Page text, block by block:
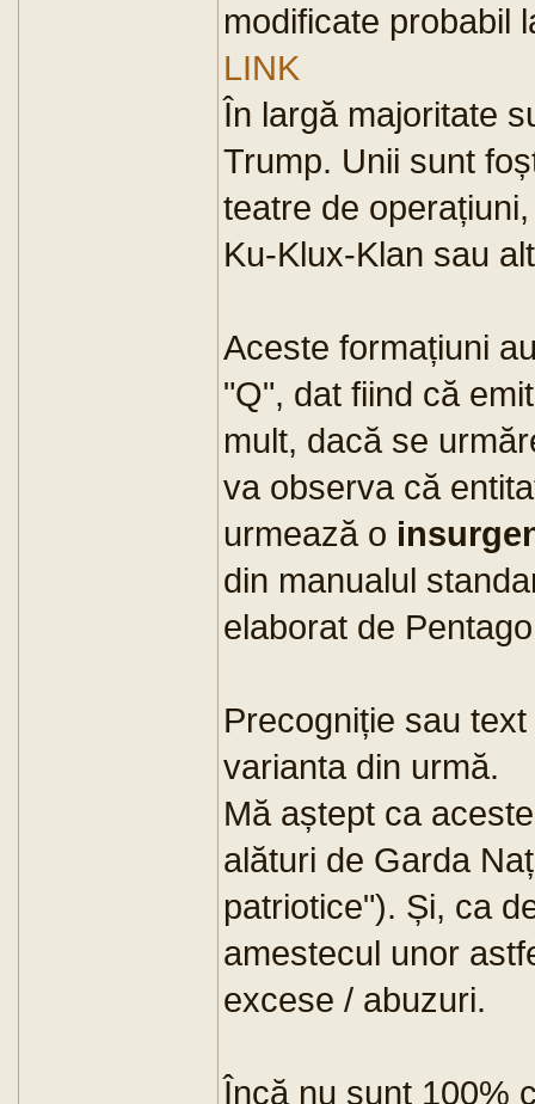
modificate probabil
LINK
În largă majoritate
Trump. Unii sunt
teatre de
Ku-Klux-Klan sau
Aceste formațiuni
"Q", dat fiind că
mult, dacă se
va observa că
urmează o
din manualul
elaborat de
Precogniție sau
varianta din urmă.
Mă aștept ca
alături de Garda
patriotice"). Și, ca
amestecul unor
excese / abuzuri.
Încă nu sunt 100%